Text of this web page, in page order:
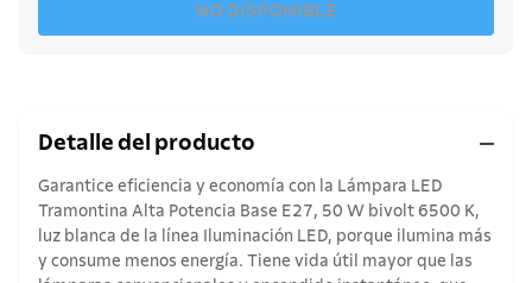
NO DISPONIBLE
Detalle del producto
Garantice eficiencia y economía con la Lámpara LED
Tramontina Alta Potencia Base E27, 50 W bivolt 6500 K,
luz blanca de la línea Iluminación LED, porque ilumina más
y consume menos energía. Tiene vida útil mayor que las